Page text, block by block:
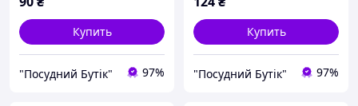
Купить
"Посудний Бутік" 97%
Купить
"Посудний Бутік" 97%